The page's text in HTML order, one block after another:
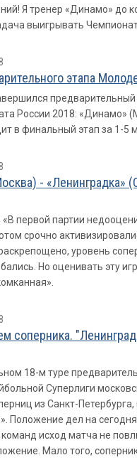
Я тренер «Динамо» до
выигрывать Чемпионат
этапа
России 2018: «Динамо»
в финальный этап за 1-5
- «Ленинградка»
«В первой партии
срочно
уровень
Но оценивать эту
соперника.
18-м туре
Суперлиги
из Санкт-
Положение дел на
исход матча не
Мало того,